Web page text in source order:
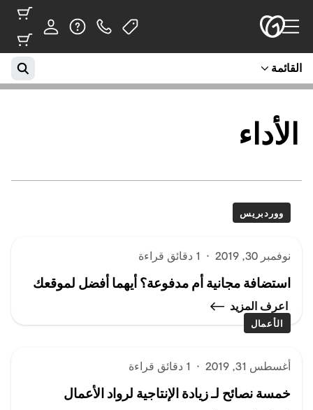
القائمة
الأداء
ووردبريس
نوفمبر 30, 2019 · 1 دقائق قراءة
استضافة مجانية أم مدفوعة؟ أيهما أفضل لموقعك
اعرف المزيد
الأعمال
أغسطس 31, 2019 · 1 دقائق قراءة
خمسة نصائح لـ زيادة الإنتاجية لرواد الأعمال